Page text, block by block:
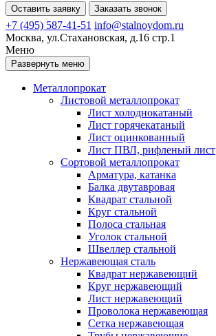
Оставить заявку Заказать звонок
+7 (495) 587-41-51 info@stalnoydom.ru
Москва, ул.Стахановская, д.16 стр.1
Меню
Развернуть меню
Металлопрокат
Листовой металлопрокат
Лист холоднокатаный
Лист горячекатаный
Лист оцинкованный
Лист ПВЛ, рифленый лист
Сортовой металлопрокат
Арматура, катанка
Балка двутавровая
Квадрат стальной
Круг стальной
Полоса стальная
Уголок стальной
Швеллер стальной
Нержавеющая сталь
Квадрат нержавеющий
Круг нержавеющий
Лист нержавеющий
Проволока нержавеющая
Сетка нержавеющая